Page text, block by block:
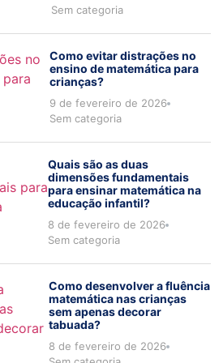
Sem categoria
Como evitar distrações no
ensino de matemática para
crianças?
9 de fevereiro de 2026
Sem categoria
Quais são as duas
dimensões fundamentais
para ensinar matemática na
educação infantil?
8 de fevereiro de 2026
Sem categoria
Como desenvolver a fluência
matemática nas crianças
sem apenas decorar
tabuada?
8 de fevereiro de 2026